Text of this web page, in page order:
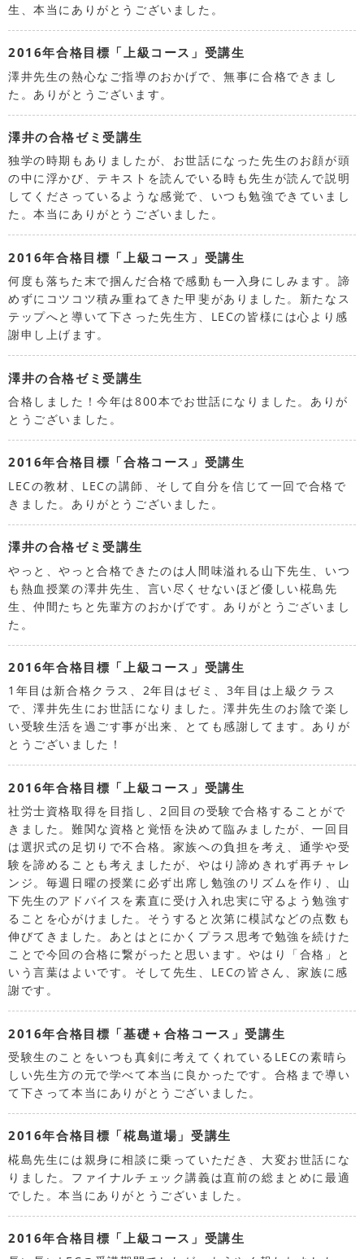
生、本当にありがとうございました。
2016年合格目標「上級コース」受講生
澤井先生の熱心なご指導のおかげで、無事に合格できまし
た。ありがとうございます。
澤井の合格ゼミ受講生
独学の時期もありましたが、お世話になった先生のお顔が頭
の中に浮かび、テキストを読んでいる時も先生が読んで説明
してくださっているような感覚で、いつも勉強できていまし
た。本当にありがとうございました。
2016年合格目標「上級コース」受講生
何度も落ちた末で掴んだ合格で感動も一入身にしみます。諦
めずにコツコツ積み重ねてきた甲斐がありました。新たなス
テップへと導いて下さった先生方、LECの皆様には心より感
謝申し上げます。
澤井の合格ゼミ受講生
合格しました！今年は800本でお世話になりました。ありが
とうございました。
2016年合格目標「合格コース」受講生
LECの教材、LECの講師、そして自分を信じて一回で合格で
きました。ありがとうございました。
澤井の合格ゼミ受講生
やっと、やっと合格できたのは人間味溢れる山下先生、いつ
も熱血授業の澤井先生、言い尽くせないほど優しい椛島先
生、仲間たちと先輩方のおかげです。ありがとうございまし
た。
2016年合格目標「上級コース」受講生
1年目は新合格クラス、2年目はゼミ、3年目は上級クラス
で、澤井先生にお世話になりました。澤井先生のお陰で楽し
い受験生活を過ごす事が出来、とても感謝してます。ありが
とうございました！
2016年合格目標「上級コース」受講生
社労士資格取得を目指し、2回目の受験で合格することがで
きました。難関な資格と覚悟を決めて臨みましたが、一回目
は選択式の足切りで不合格。家族への負担を考え、通学や受
験を諦めることも考えましたが、やはり諦めきれず再チャレ
ンジ。毎週日曜の授業に必ず出席し勉強のリズムを作り、山
下先生のアドバイスを素直に受け入れ忠実に守るよう勉強す
ることを心がけました。そうすると次第に模試などの点数も
伸びてきました。あとはとにかくプラス思考で勉強を続けた
ことで今回の合格に繋がったと思います。やはり「合格」と
いう言葉はよいです。そして先生、LECの皆さん、家族に感
謝です。
2016年合格目標「基礎＋合格コース」受講生
受験生のことをいつも真剣に考えてくれているLECの素晴ら
しい先生方の元で学べて本当に良かったです。合格まで導い
て下さって本当にありがとうございました。
2016年合格目標「椛島道場」受講生
椛島先生には親身に相談に乗っていただき、大変お世話にな
りました。ファイナルチェック講義は直前の総まとめに最適
でした。本当にありがとうございました。
2016年合格目標「上級コース」受講生